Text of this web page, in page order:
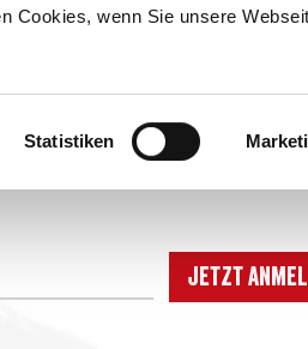
Cookies, wenn Sie unsere
Statistiken
Jetzt